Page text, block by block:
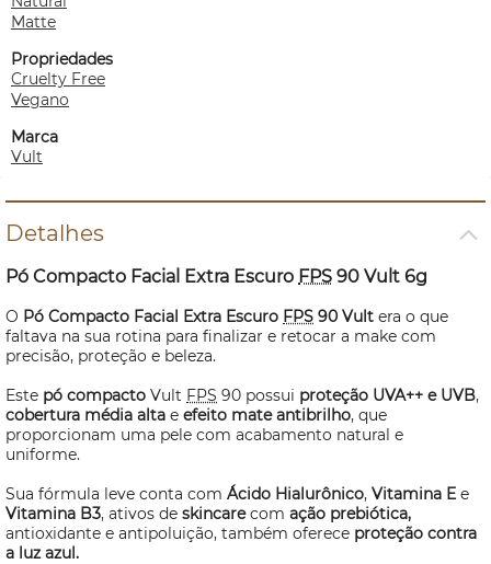
Matte
Propriedades
Cruelty Free
Vegano
Marca
Vult
Detalhes
Pó Compacto Facial Extra Escuro FPS 90 Vult 6g
O Pó Compacto Facial Extra Escuro FPS 90 Vult era o que
faltava na sua rotina para finalizar e retocar a make com
precisão, proteção e beleza.
Este pó compacto Vult FPS 90 possui proteção UVA++ e UVB,
cobertura média alta e efeito mate antibrilho, que
proporcionam uma pele com acabamento natural e
uniforme.
Sua fórmula leve conta com Ácido Hialurônico, Vitamina E e
Vitamina B3, ativos de skincarecom ação prebiótica,
antioxidante e antipoluição, também oferece proteção contra
a luz azul.